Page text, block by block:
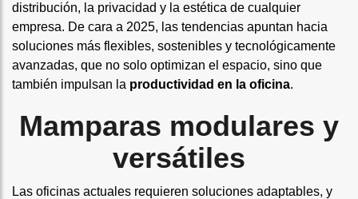
distribución, la privacidad y la estética de cualquier
empresa. De cara a 2025, las tendencias apuntan hacia
soluciones más flexibles, sostenibles y tecnológicamente
avanzadas, que no solo optimizan el espacio, sino que
también impulsan la productividad en la oficina.
Mamparas modulares y
versátiles
Las oficinas actuales requieren soluciones adaptables, y